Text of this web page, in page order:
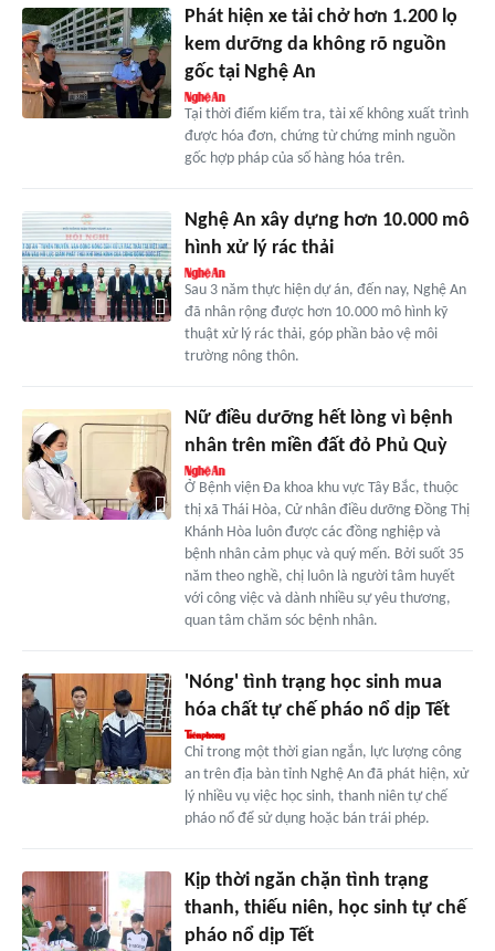
Phát hiện xe tải chở hơn 1.200 lọ
kem dưỡng da không rõ nguồn
gốc tại Nghệ An
Tại thời điểm kiểm tra, tài xế không xuất trình
được hóa đơn, chứng từ chứng minh nguồn
gốc hợp pháp của số hàng hóa trên.
Nghệ An xây dựng hơn 10.000 mô
hình xử lý rác thải
Sau 3 năm thực hiện dự án, đến nay, Nghệ An
đã nhân rộng được hơn 10.000 mô hình kỹ
thuật xử lý rác thải, góp phần bảo vệ môi
trường nông thôn.
Nữ điều dưỡng hết lòng vì bệnh
nhân trên miền đất đỏ Phủ Quỳ
Ở Bệnh viện Đa khoa khu vực Tây Bắc, thuộc
thị xã Thái Hòa, Cử nhân điều dưỡng Đồng Thị
Khánh Hòa luôn được các đồng nghiệp và
bệnh nhân cảm phục và quý mến. Bởi suốt 35
năm theo nghề, chị luôn là người tâm huyết
với công việc và dành nhiều sự yêu thương,
quan tâm chăm sóc bệnh nhân.
'Nóng' tình trạng học sinh mua
hóa chất tự chế pháo nổ dịp Tết
Chỉ trong một thời gian ngắn, lực lượng công
an trên địa bàn tỉnh Nghệ An đã phát hiện, xử
lý nhiều vụ việc học sinh, thanh niên tự chế
pháo nổ để sử dụng hoặc bán trái phép.
Kịp thời ngăn chặn tình trạng
thanh, thiếu niên, học sinh tự chế
pháo nổ dịp Tết